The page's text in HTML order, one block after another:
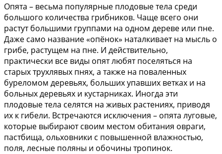
Опята – весьма популярные плодовые тела среди
большого количества грибников. Чаще всего они
растут большими группами на одном дереве или пне.
Даже само название «опёнок» наталкивает на мысль о
грибе, растущем на пне. И действительно,
практически все виды опят любят поселяться на
старых трухлявых пнях, а также на поваленных
буреломом деревьях, больших упавших ветках и на
больных деревьях и кустарниках. Иногда эти
плодовые тела селятся на живых растениях, приводя
их к гибели. Встречаются исключения – опята луговые,
которые выбирают своим местом обитания овраги,
пастбища, ольховники с повышенной влажностью,
поля, лесные поляны и обочины тропинок.